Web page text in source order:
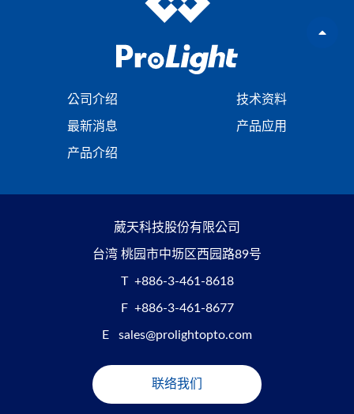
公司介绍
最新消息
产品介绍
技术资料
产品应用
葳天科技股份有限公司
台湾 桃园市中坜区西园路89号
T +886-3-461-8618
F +886-3-461-8677
E sales@prolightopto.com
联络我们